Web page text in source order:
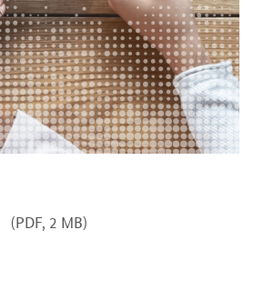
(PDF, 2 MB)